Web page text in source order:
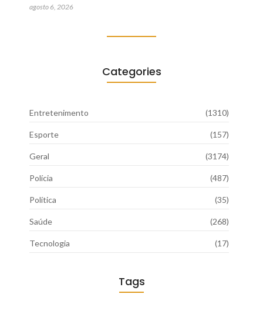
agosto 6, 2026
Categories
Entretenimento (1310)
Esporte (157)
Geral (3174)
Polícia (487)
Política (35)
Saúde (268)
Tecnologia (17)
Tags